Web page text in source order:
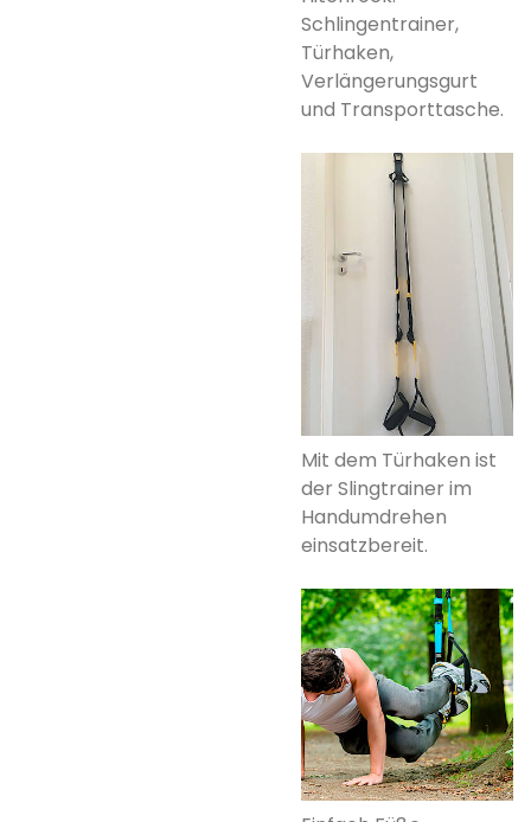
Schlingentrainer,
Türhaken,
Verlängerungsgurt
und Transporttasche.
Mit dem Türhaken ist
der Slingtrainer im
Handumdrehen
einsatzbereit.